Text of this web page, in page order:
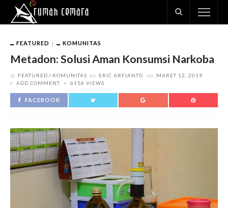
FEATURED KOMUNITAS
Metadon: Solusi Aman Konsumsi Narkoba
FEATURED KOMUNITAS by ERIC ARFIANTO on
MARET 12, 2019
ADD COMMENT
6156 VIEWS
FACEBOOK